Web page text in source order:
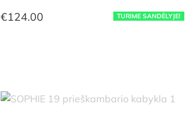
TURIME SANDĖLYJE!
€124.00